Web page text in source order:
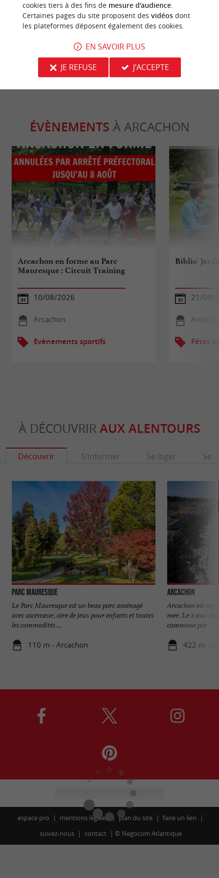
Dubourdieu Cruise : l’art de naviguer
828 m - Arcachon
Arcachon :
ÉVÈNEMENTS À ARCACHON
Arcachon en forme au Parc
Mauresque : Circuit Training
10/08/2026
Arcachon
Evènements sportifs
Biblio'
21/08/
Fêtes
À DÉCOUVRIR AUX ALENTOURS
Découvrir S'informer Se loger Se
Parc Mauresque
Le Parc Mauresque est un beau parc aménagé
avec ascenseur, aire de jeux pour enfants et toutes
les commodités ...
110 m - Arcachon
Arcachon
Arcachon est née
mer. Le 2 mai
commune par ...
422 m -
espace pro mentions légales plan du site
faire un lien
suivez-nous
contact © Negocom Atlantique
cookies tiers à des fins de mesure d'audience.
Certaines pages du site proposent des vidéosdont
les plateformes déposent également des cookies.
EN SAVOIR PLUS
JE REFUSE
J'ACCEPTE